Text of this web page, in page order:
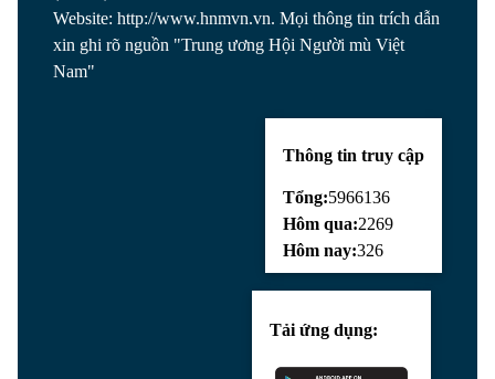
Website: http://www.hnmvn.vn. Mọi thông tin trích dẫn
xin ghi rõ nguồn "Trung ương Hội Người mù Việt
Nam"
Thông tin truy cập
Tổng:5966136
Hôm qua:2269
Hôm nay:326
Tải ứng dụng: